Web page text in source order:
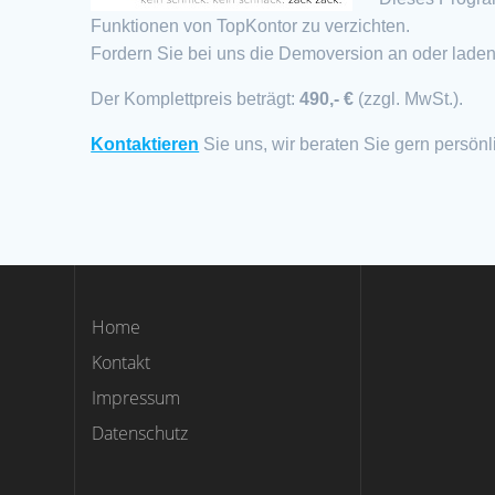
Funktionen von TopKontor zu verzichten.
Fordern Sie bei uns die Demoversion an oder
Der Komplettpreis beträgt:490,- € (zzgl. MwSt.).
Kontaktieren Sie uns, wir beraten Sie gern
Home
Kontakt
Impressum
Datenschutz